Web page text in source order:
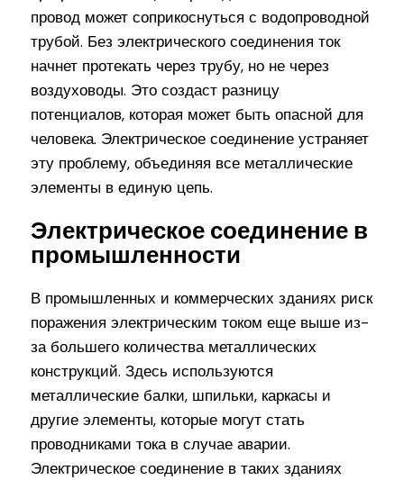
провод может соприкоснуться с водопроводной
трубой. Без электрического соединения ток
начнет протекать через трубу, но не через
воздуховоды. Это создаст разницу
потенциалов, которая может быть опасной для
человека. Электрическое соединение устраняет
эту проблему, объединяя все металлические
элементы в единую цепь.
Электрическое соединение в
промышленности
В промышленных и коммерческих зданиях риск
поражения электрическим током еще выше из-
за большего количества металлических
конструкций. Здесь используются
металлические балки, шпильки, каркасы и
другие элементы, которые могут стать
проводниками тока в случае аварии.
Электрическое соединение в таких зданиях